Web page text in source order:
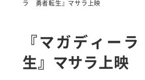
ラ 勇者転生』マサラ上映
『マガディー
生』マサラ上映